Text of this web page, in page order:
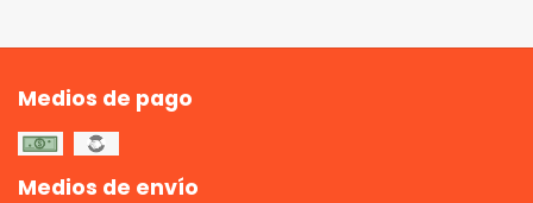
Medios de pago
Medios de envío